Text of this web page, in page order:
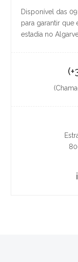
Disponível das
para garantir que
estadia no